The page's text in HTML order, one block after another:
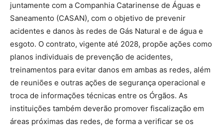
juntamente com a Companhia Catarinense de Águas e
Saneamento (CASAN), com o objetivo de prevenir
acidentes e danos às redes de Gás Natural e de água e
esgoto. O contrato, vigente até 2028, propõe ações como
planos individuais de prevenção de acidentes,
treinamentos para evitar danos em ambas as redes, além
de reuniões e outras ações de segurança operacional e
troca de informações técnicas entre os Órgãos. As
instituições também deverão promover fiscalização em
áreas próximas das redes, de forma a verificar se os